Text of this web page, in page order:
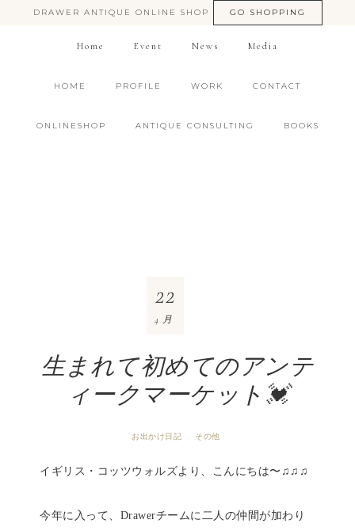
DRAWER ANTIQUE ONLINE SHOP GO SHOPPING
Home Event News Media
HOME PROFILE WORK CONTACT
ONLINESHOP ANTIQUE CONSULTING BOOKS
生まれて初めてのアンテ
ィークマーケット💓
お出かけ日記 · その他
22
4月
イギリス・コッツウォルズより、こんにちは〜♫♫♫
今年に入って、Drawerチームに二人の仲間が加わり